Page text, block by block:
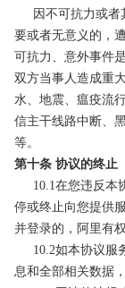
因不可抗力或者
要或者无意义的，
可抗力、意外事件
双方当事人造成重
水、地震、瘟疫流
信主干线路中断、
等。
第十条 协议的终止
10.1在您违反本
停或终止向您提供
并登录的，阿里有
10.2如本协议服
息和全部相关数据